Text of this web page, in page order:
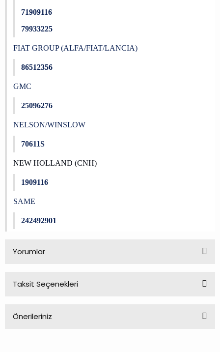
71909116
79933225
FIAT GROUP (ALFA/FIAT/LANCIA)
86512356
GMC
25096276
NELSON/WINSLOW
70611S
NEW HOLLAND (CNH)
1909116
SAME
242492901
Yorumlar
Taksit Seçenekleri
Önerileriniz